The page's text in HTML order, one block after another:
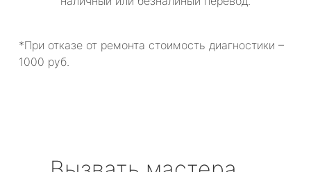
*При отказе от ремонта стоимость диагностики –
1000 руб.